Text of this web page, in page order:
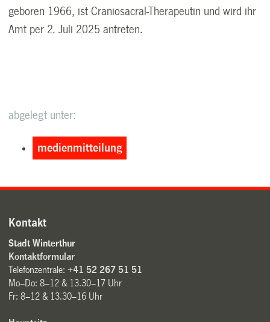
geboren 1966, ist Craniosacral-Therapeutin und wird ihr
Amt per 2. Juli 2025 antreten.
abgelegt unter:
medienmitteilung
Kontakt
Stadt Winterthur
Kontaktformular
Telefonzentrale:+41 52 267 51 51
Mo–Do: 8–12 & 13.30–17 Uhr
Fr: 8–12 & 13.30–16 Uhr